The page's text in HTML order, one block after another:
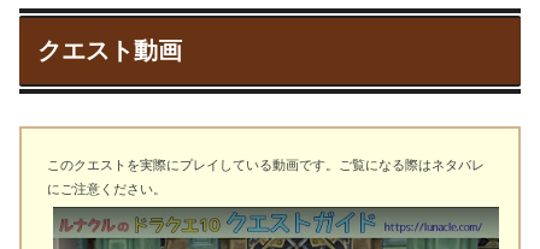
クエスト動画
このクエストを実際にプレイしている動画です。ご覧になる際はネタバレ
にご注意ください。